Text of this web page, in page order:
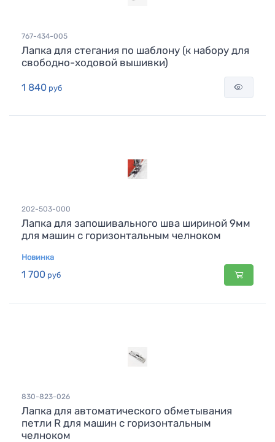
767-434-005
Лапка для стегания по шаблону (к набору для
свободно-ходовой вышивки)
1 840 руб
202-503-000
Лапка для запошивального шва шириной 9мм
для машин с горизонтальным челноком
Новинка
1 700 руб
830-823-026
Лапка для автоматического обметывания
петли R для машин с горизонтальным
челноком